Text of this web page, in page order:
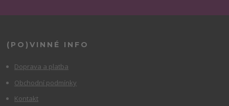
(PO)VINNÉ INFO
Doprava a platba
Obchodní podmínky
Kontakt